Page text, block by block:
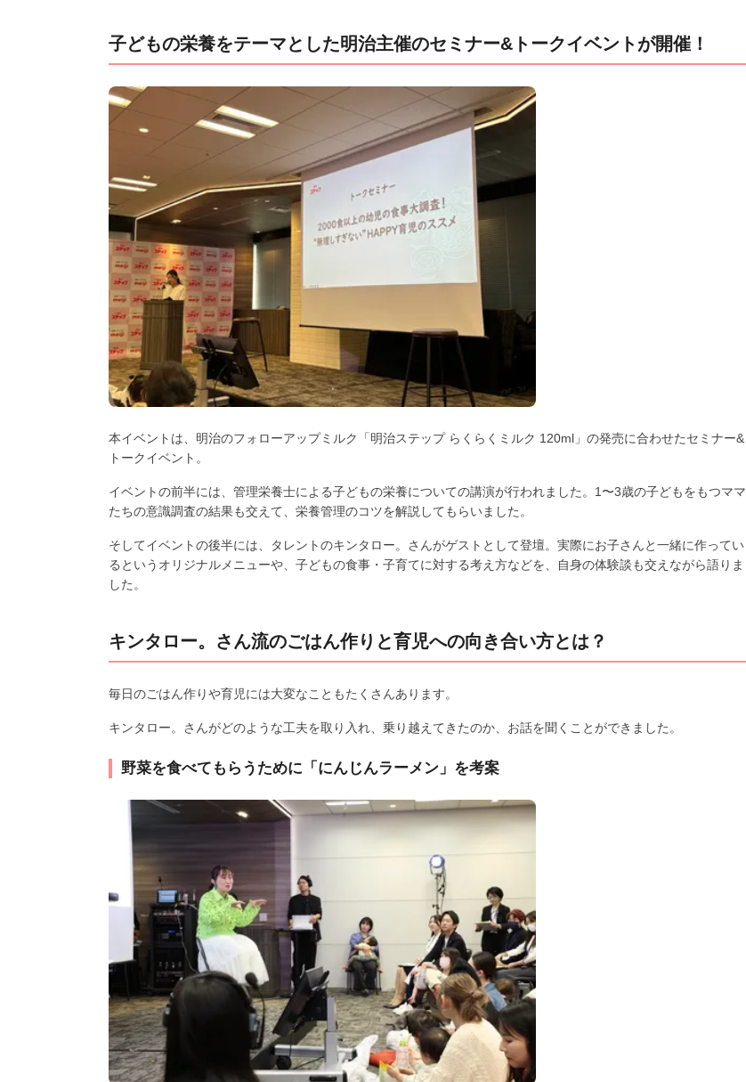
子どもの栄養をテーマとした明治主催のセミナー&トークイベントが開催！
本イベントは、明治のフォローアップミルク「明治ステップ らくらくミルク 120ml」の発売に合わせたセミナー&
トークイベント。
イベントの前半には、管理栄養士による子どもの栄養についての講演が行われました。1〜3歳の子どもをもつママ
たちの意識調査の結果も交えて、栄養管理のコツを解説してもらいました。
そしてイベントの後半には、タレントのキンタロー。さんがゲストとして登壇。実際にお子さんと一緒に作ってい
るというオリジナルメニューや、子どもの食事・子育てに対する考え方などを、自身の体験談も交えながら語りま
した。
キンタロー。さん流のごはん作りと育児への向き合い方とは？
毎日のごはん作りや育児には大変なこともたくさんあります。
キンタロー。さんがどのような工夫を取り入れ、乗り越えてきたのか、お話を聞くことができました。
野菜を食べてもらうために「にんじんラーメン」を考案